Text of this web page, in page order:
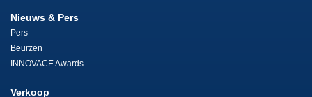
Nieuws & Pers
Pers
Beurzen
INNOVACE Awards
Verkoop